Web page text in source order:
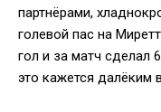
партнёрами,
голевой пас на
гол и за матч сделал
это кажется далёким